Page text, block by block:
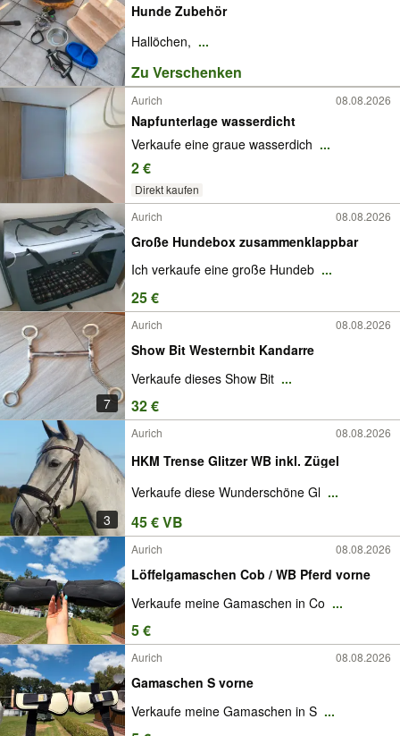
Hunde Zubehör
Hallöchen, ...
Zu Verschenken
Aurich 08.08.2026
Napfunterlage wasserdicht
Verkaufe eine graue wasserdich ...
2 €
Direkt kaufen
Aurich
08.08.2026
Große Hundebox zusammenklappbar
Ich verkaufe eine große Hundeb ...
25 €
7
Aurich 08.08.2026
Show Bit Westernbit Kandarre
Verkaufe dieses Show Bit ...
32 €
3
Aurich 08.08.2026
HKM Trense Glitzer WB inkl. Zügel
Verkaufe diese Wunderschöne Gl ...
45 € VB
Aurich 08.08.2026
Löffelgamaschen Cob / WB Pferd vorne
Verkaufe meine Gamaschen in Co ...
5 €
Aurich 08.08.2026
Gamaschen S vorne
Verkaufe meine Gamaschen in S ...